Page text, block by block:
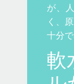
が、
く、
十分
軟